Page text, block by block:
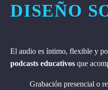
DISEÑO
El audio es íntimo, flexible y
podcasts educativos que
Grabación presencial o